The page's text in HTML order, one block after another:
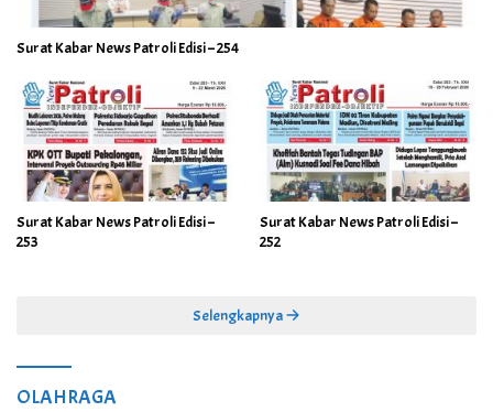
Surat Kabar News Patroli Edisi – 254
Surat Kabar News Patroli Edisi –
253
Surat Kabar News Patroli Edisi –
252
Selengkapnya
OLAHRAGA